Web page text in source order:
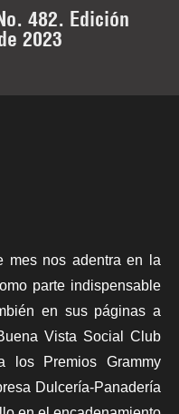
482. Edición
2023
mes nos adentra en la
parte indispensable
en sus páginas a
Vista Social Club
los Premios Grammy
Dulcería-Panadería